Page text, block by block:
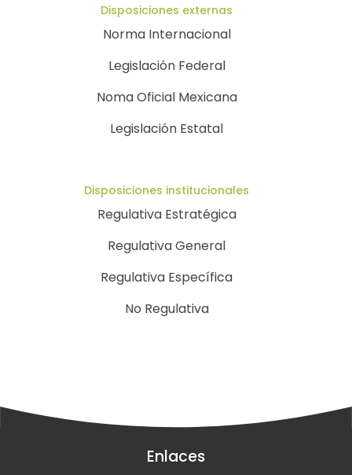
Disposiciones externas
Norma Internacional
Legislación Federal
Noma Oficial Mexicana
Legislación Estatal
Disposiciones institucionales
Regulativa Estratégica
Regulativa General
Regulativa Específica
No Regulativa
Enlaces